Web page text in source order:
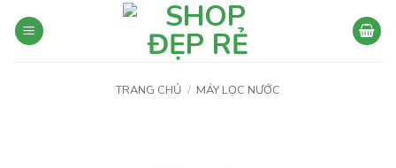
qua
TRANG CHỦ / MÁY LỌC NƯỚC